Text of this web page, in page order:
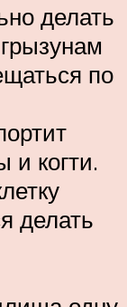
делать
по
и когти.
делать